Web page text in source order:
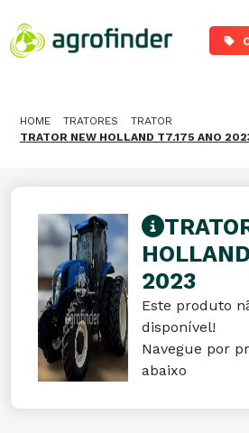
HOME TRATORES
TRATOR
TRATOR NEW HOLLAND T7.175 ANO
2023
Este produto
disponível!
Navegue por
abaixo